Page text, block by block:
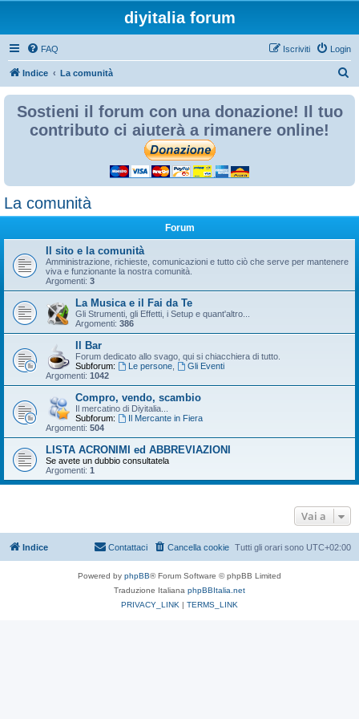
diyitalia forum
FAQ Login
Iscriviti
Indice La comunità
Sostieni il forum con una donazione! Il tuo
contributo ci aiuterà a rimanere online!
La comunità
Forum
Il sito e la comunità
Amministrazione, richieste, comunicazioni e tutto ciò che serve per mantenere
viva e funzionante la nostra comunità.
Argomenti: 3
La Musica e il Fai da Te
Gli Strumenti, gli Effetti, i Setup e quant'altro...
Argomenti: 386
Il Bar
Forum dedicato allo svago, qui si chiacchiera di tutto.
Subforum:
Le persone,
Gli Eventi
Argomenti: 1042
Compro, vendo, scambio
Il mercatino di Diyitalia...
Subforum:
Il Mercante in Fiera
Argomenti: 504
LISTA ACRONIMI ed ABBREVIAZIONI
Se avete un dubbio consultatela
Argomenti: 1
Vai a
Indice Tutti gli orari sono UTC+02:00
Cancella cookie
Contattaci
Powered by phpBB® Forum Software © phpBB Limited
Traduzione Italiana phpBBItalia.net
PRIVACY_LINK | TERMS_LINK